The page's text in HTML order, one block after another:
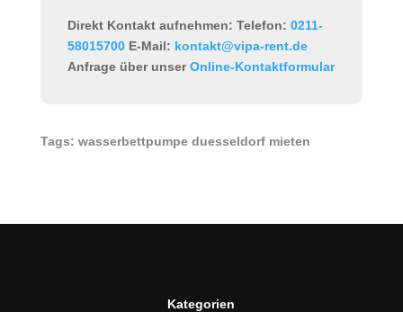
Direkt Kontakt aufnehmen: Telefon: 0211-
58015700E-Mail: kontakt@vipa-rent.de
Anfrage über unserOnline-Kontaktformular
Tags: wasserbettpumpe duesseldorf mieten
Kategorien